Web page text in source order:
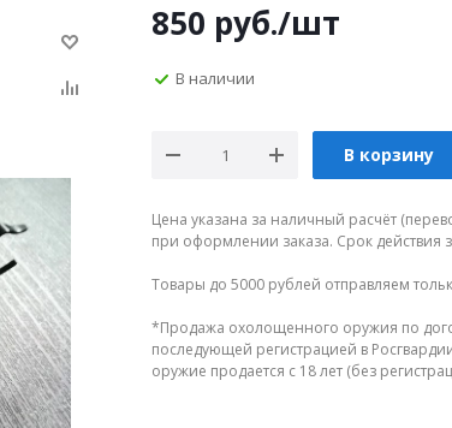
850 руб./шт
В наличии
В корзину
Цена указана за наличный расчёт
при оформлении заказа. Срок действия
Товары до 5000 рублей отправляем
*Продажа охолощенного оружия по
последующей регистрацией в
оружие продается с 18 лет (без